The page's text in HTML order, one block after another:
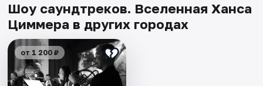
Шоу саундтреков. Вселенная Ханса
Циммера в других городах
от 1 200 ₽